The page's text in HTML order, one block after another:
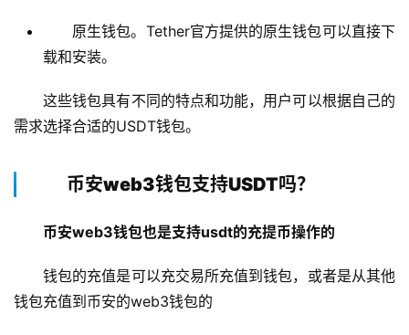
原生钱包。Tether官方提供的原生钱包可以直接下
载和安装。
这些钱包具有不同的特点和功能，用户可以根据自己的
需求选择合适的USDT钱包。
币安web3钱包支持USDT吗？
币安web3钱包也是支持usdt的充提币操作的
钱包的充值是可以充交易所充值到钱包，或者是从其他
钱包充值到币安的web3钱包的